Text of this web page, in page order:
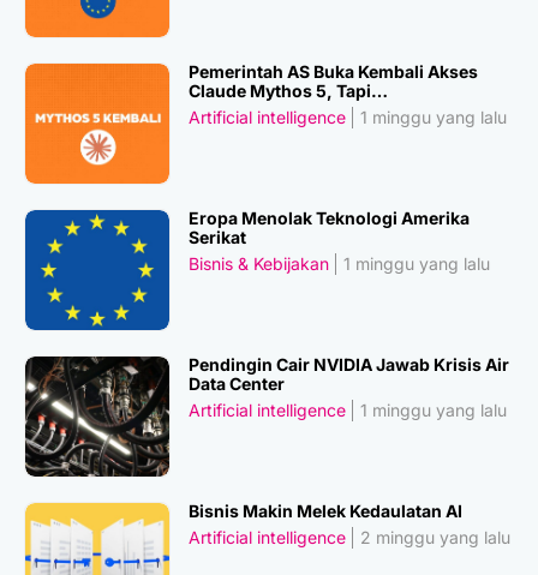
Pemerintah AS Buka Kembali Akses
Claude Mythos 5, Tapi…
Artificial intelligence
1 minggu yang lalu
Eropa Menolak Teknologi Amerika
Serikat
Bisnis & Kebijakan
1 minggu yang lalu
Pendingin Cair NVIDIA Jawab Krisis Air
Data Center
Artificial intelligence
1 minggu yang lalu
Bisnis Makin Melek Kedaulatan AI
Artificial intelligence
2 minggu yang lalu